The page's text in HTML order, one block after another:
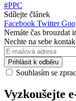
#PPC
Sdílejte článek
Facebook Twitter
Nemáte čas brouzdat
Nechte na sebe
Prihlásit k odběru
Souhlasím se
Vyzkoušejte